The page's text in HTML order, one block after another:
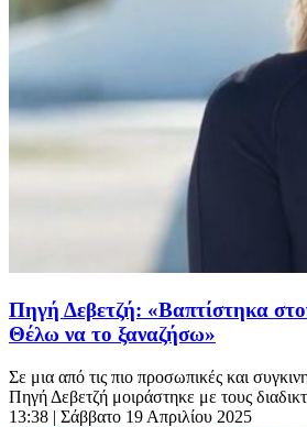
Πηγή Δεβετζή: «Βαπτίστηκα
Θέλω να το ξαναζήσω»
Σε μια από τις πιο προσωπικές και
Πηγή Δεβετζή μοιράστηκε με τους
13:38 | Σάββατο 19 Απριλίου 2025